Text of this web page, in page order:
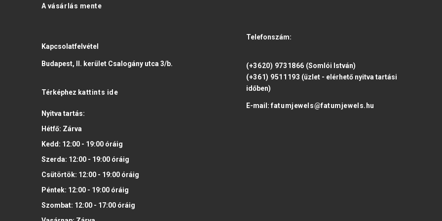
A vásárlás mente
Kapcsolatfelvétel
Budapest, II. kerület Csalogány utca 3/b.
Térképhez kattints ide
Nyitva tartás:
Hétfő: Zárva
Kedd: 12:00 - 19:00óráig
Szerda: 12:00 - 19:00óráig
Csütörtök: 12:00 - 19:00óráig
Péntek: 12:00 - 19:00óráig
Szombat: 12:00 - 17:00óráig
Telefonszám:
(+3620) 9731866 (Somlói István)
(+361) 9511193 (üzlet - elérhető nyitva tartási
időben)
E-mail:fatumjewels@fatumjewels.hu